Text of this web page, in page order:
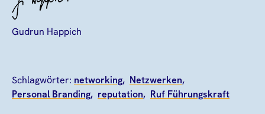
Gudrun Happich
Schlagwörter: networking
Netzwerken
Personal Branding
reputation Ruf Führungskraft